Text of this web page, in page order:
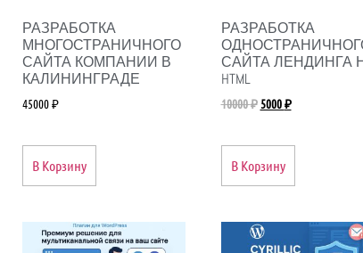
РАЗРАБОТКА
МНОГОСТРАНИЧНОГО
САЙТА КОМПАНИИ В
КАЛИНИНГРАДЕ
45000₽
В Корзину
РАЗРАБОТКА
САЙТА ЛЕНДИНГА
HTML
10000₽ 5000₽
В Корзину